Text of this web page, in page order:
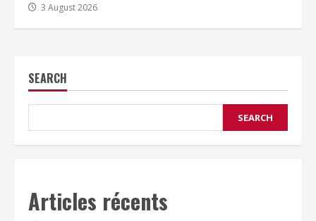
3 August 2026
SEARCH
SEARCH
Articles récents